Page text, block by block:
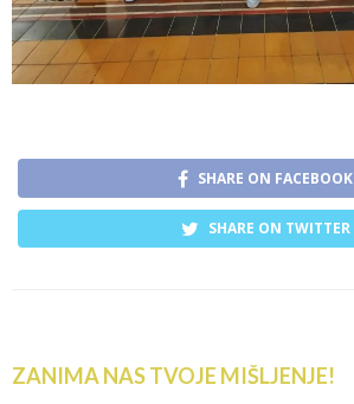
SHARE ON FACEBOOK
SHARE ON TWITTER
ZANIMA NAS TVOJE MIŠLJENJE!